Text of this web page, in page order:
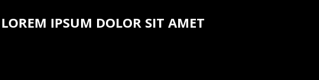
LOREM IPSUM DOLOR SIT AMET